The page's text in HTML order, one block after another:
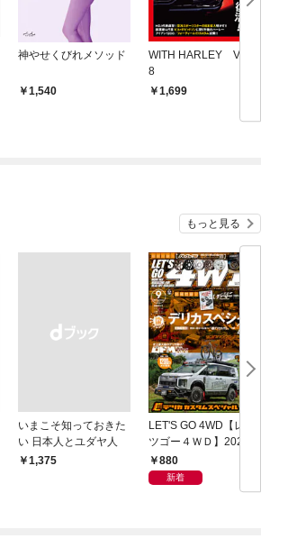
神やせくびれメソッド
1,540
WITH HARLEY Vol.2
8
1,699
もっと見る
いまこそ知っておきた
い 日本人とユダヤ人
￥1,375
LET'S GO 4WD【レッ
ツゴー４ＷＤ】2026年
09月号
880
新着